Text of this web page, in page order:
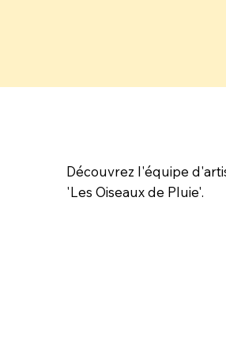
Découvrez l'équipe
'Les Oiseaux de Pluie'.